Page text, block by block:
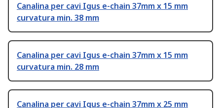
Canalina per cavi Igus e-chain 37mm x 15 mm
curvatura min. 38 mm
Canalina per cavi Igus e-chain 37mm x 15 mm
curvatura min. 28 mm
Canalina per cavi Igus e-chain 37mm x 25 mm